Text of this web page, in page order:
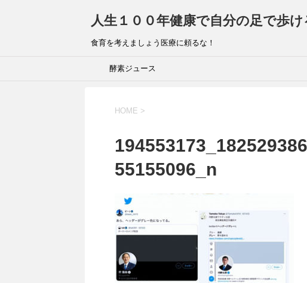
人生１００年健康で自分の足で歩け
食育を考えましょう医療に頼るな！
酵素ジュース
HOME >
55155096_n